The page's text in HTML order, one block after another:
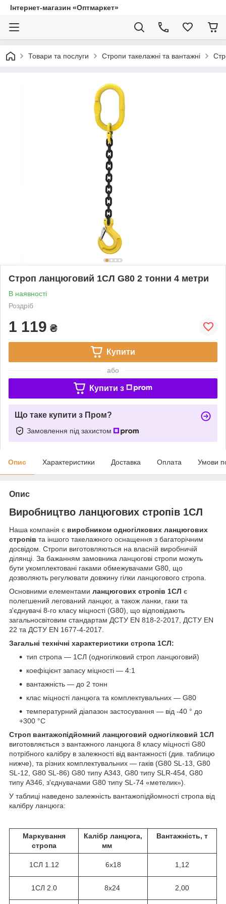
Інтернет-магазин «Оптмаркет»
Товари та послуги Стропи такелажні та вантажні
Строп ланцюговий 1СЛ G80 2 тонни 4 метри
В наявності
Роздріб
1 119 ₴
Купити
або
Купити з
Що таке купити з Пром?
Замовлення під захистом
Опис Характеристики Доставка Оплата Умови
Опис
Виробництво ланцюгових стропів 1СЛ
Наша компанія є виробником одногілкових ланцюгових
стропів та іншого такелажного оснащення з багаторічним
досвідом. Стропи виготовляються на власній виробничій
ділянці. За бажанням замовника ланцюгові стропи можуть
бути укомплектовані гаками обмежувачами G80, що
дозволяють регулювати довжину гілки ланцюгового стропа.
Основними елементами ланцюгових стропів 1СЛ є
полегшений легований ланцюг, а також ланки, гаки та
з'єднувачі 8-го класу міцності (G80), що відповідають
загальносвітовим стандартам ДСТУ EN 818-2-2017, ДСТУ EN
22 та ДСТУ EN 1677-4-2017.
Загальні технічні характеристики стропа 1СЛ:
тип стропа — 1СЛ (одногілковий строп ланцюговий)
коефіцієнт запасу міцності — 4:1
вантажність — до 2 тонн
клас міцності ланцюга та комплектувальних — G80
температурний діапазон застосування — від -40 ° до
+300 °С
Строп вантажопідйомний ланцюговий одногілковий 1СЛ
виготовляється з вантажного ланцюга 8 класу міцності G80
потрібного калібру в залежності від вантажності (див. таблицю
нижче), та різних комплектувальних — гаків (G80 SL-13, G80
SL-12, G80 SL-86) G80 типу A343, G80 типу SLR-454, G80
типу А346, з'єднувачами G80 типу SL-74 «метелик»).
У таблиці наведено залежність вантажопідйомності стропа від
калібру ланцюга:
Маркування
стропа
Калібр ланцюга,
мм
Вантажність, т
1СЛ 1.12 6х18 1,12
1СЛ 2.0 8х24 2,00